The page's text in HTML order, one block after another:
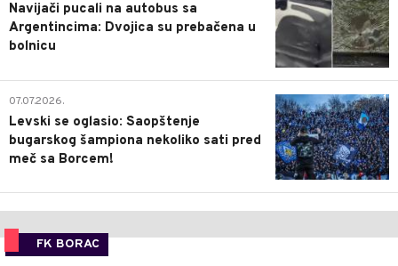
Navijači pucali na autobus sa
Argentincima: Dvojica su prebačena u
bolnicu
1
07.07.2026.
Levski se oglasio: Saopštenje
bugarskog šampiona nekoliko sati pred
meč sa Borcem!
FK BORAC